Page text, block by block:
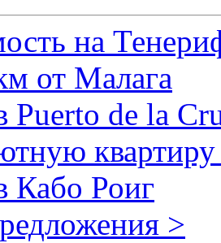
на
от Малага
Puerto de la
Кабо Роиг
>